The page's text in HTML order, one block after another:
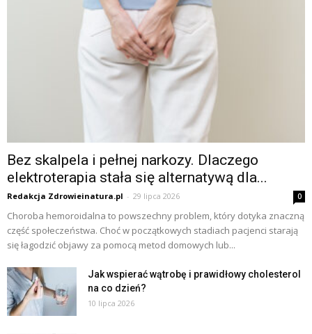
Bez skalpela i pełnej narkozy. Dlaczego
elektroterapia stała się alternatywą dla...
Redakcja Zdrowieinatura.pl - 29 lipca 2026 0
Choroba hemoroidalna to powszechny problem, który dotyka znaczną
część społeczeństwa. Choć w początkowych stadiach pacjenci starają
się łagodzić objawy za pomocą metod domowych lub...
Jak wspierać wątrobę i prawidłowy cholesterol
na co dzień?
10 lipca 2026